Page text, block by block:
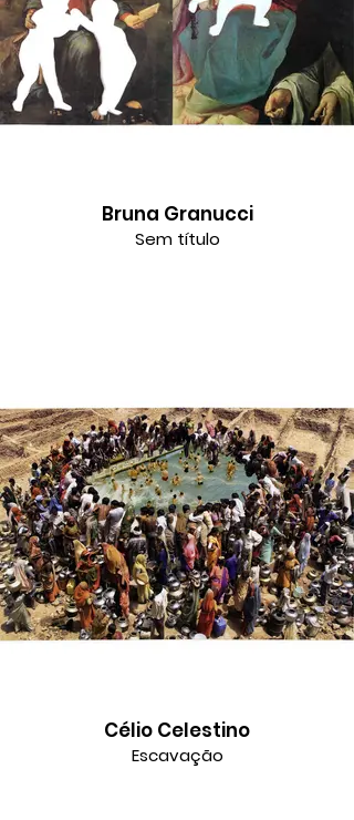
Bruna Granucci
Sem título
Célio Celestino
Escavação